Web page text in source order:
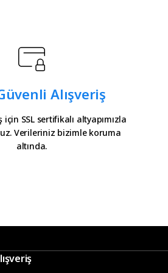
Alışveriş
için SSL sertifikalı altyapımızla
Verileriniz bizimle koruma
altında.